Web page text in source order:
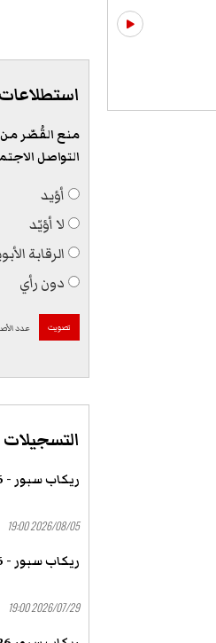
استطلاعات
منع القُصّر
التواصل
أؤيد
لا أؤيّد
الرقابة
دون رأي
تصويت عدد
التسجيلات
ريكاب سبور - 05/08/2026
2026/08/05 19:00
ريكاب سبور - 29/07/2026
2026/07/29 19:00